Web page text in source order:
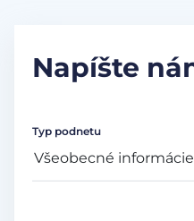
Napíšte
Typ podnetu